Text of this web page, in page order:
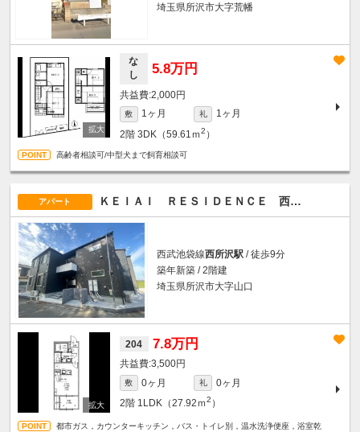
埼玉県所沢市大字荒幡
な
し
5.8万円
2,000円
敷 1ヶ月 礼
1ヶ月
2階 3DK（59.61ｍ2 ）
高齢者相談可/中型犬まで飼育相談可
アパート ＫＥＩＡＩ ＲＥＳＩＤＥＮＣＥ 西所沢III
西武池袋線西所沢駅 / 徒歩9分
築年新築 / 2階建
埼玉県所沢市大字山口
204 7.8万円
3,500円
敷 0ヶ月 礼
0ヶ月
2階 1LDK（27.92ｍ2 ）
都市ガス，カウンターキッチン，バス・トイレ別，温水洗浄便座，浴室乾